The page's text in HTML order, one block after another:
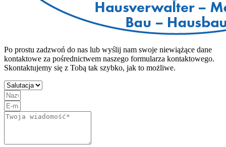
Po prostu zadzwoń do nas lub wyślij nam swoje niewiążące dane
kontaktowe za pośrednictwem naszego formularza kontaktowego.
Skontaktujemy się z Tobą tak szybko, jak to możliwe.